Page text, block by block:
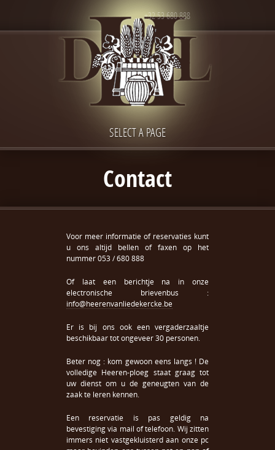
+32 53 680 888
SELECT A PAGE
Contact
Voor meer informatie of reservaties kunt
u ons altijd bellen of faxen op het
nummer 053 / 680 888
Of laat een berichtje na in onze
electronische brievenbus :
info@heerenvanliedekercke.be
Er is bij ons ook een vergaderzaaltje
beschikbaar tot ongeveer 30 personen.
Beter nog : kom gewoon eens langs ! De
volledige Heeren-ploeg staat graag tot
uw dienst om u de geneugten van de
zaak te leren kennen.
Een reservatie is pas geldig na
bevestiging via mail of telefoon. Wij zitten
immers niet vastgekluisterd aan onze pc